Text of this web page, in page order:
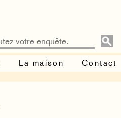
La maison Contact